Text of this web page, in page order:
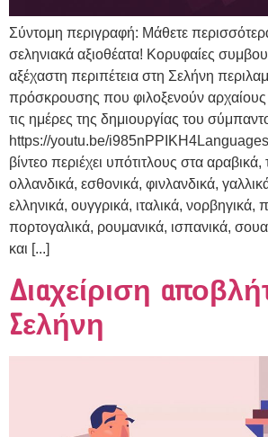
Σύντομη περιγραφή: Μάθετε
σεληνιακά αξιοθέατα! Κορυφαίες
αξέχαστη περιπέτεια στη Σελήνη
πρόσκρουσης που φιλοξενούν
τις ημέρες της δημιουργίας του
https://youtu.be/i985nPPIKH4Languages
βίντεο περιέχει υπότιτλους στα αραβικά,
ολλανδικά, εσθονικά, φινλανδικά,
ελληνικά, ουγγρικά, ιταλικά, νορβηγικά,
πορτογαλικά, ρουμανικά, ισπανικά,
και [...]
Διαχείριση
Σελήνη